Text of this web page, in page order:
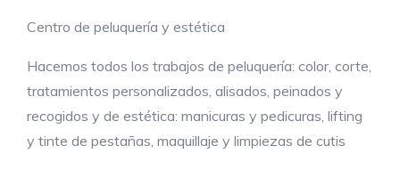
Centro de peluquería y estética
Hacemos todos los trabajos de peluquería: color, corte,
tratamientos personalizados, alisados, peinados y
recogidos y de estética: manicuras y pedicuras, lifting
y tinte de pestañas, maquillaje y limpiezas de cutis